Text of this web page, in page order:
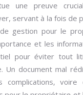
une preuve
servant à la fois de
gestion pour le
et les
pour éviter tout
Un document mal
complications, voire